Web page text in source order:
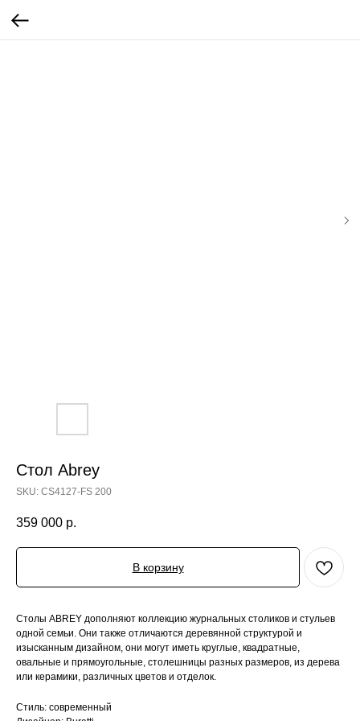
Стол Abrey
SKU: CS4127-FS 200
359 000 р.
В корзину
Столы ABREY дополняют коллекцию журнальных столиков и стульев
одной семьи. Они также отличаются деревянной структурой и
изысканным дизайном, они могут иметь круглые, квадратные,
овальные и прямоугольные, столешницы разных размеров, из дерева
или керамики, различных цветов и отделок.
Стиль: современный